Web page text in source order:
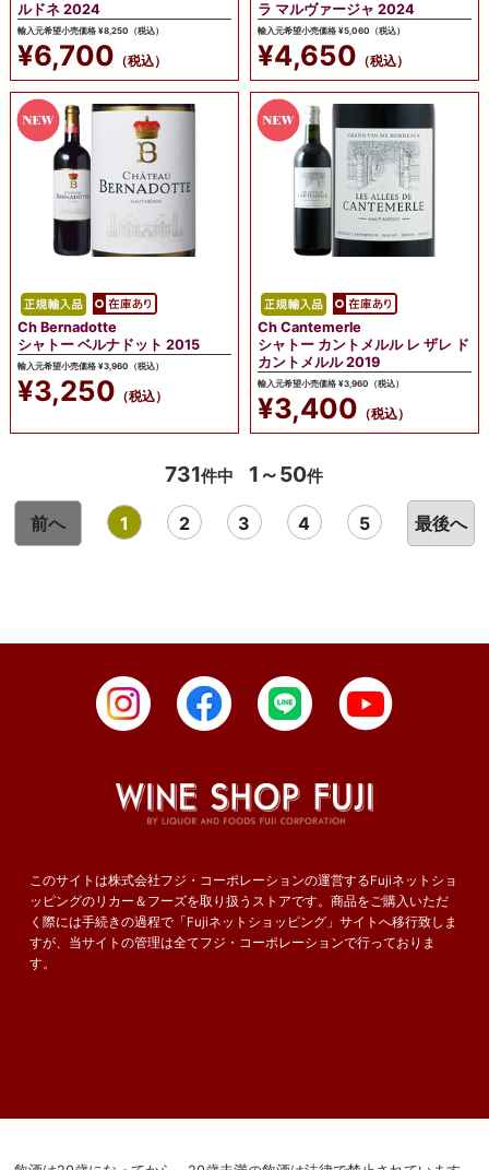
ルドネ 2024
輸入元希望小売価格 ¥8,250（税込）
¥6,700 （税込）
ラ マルヴァージャ 2024
輸入元希望小売価格 ¥5,060（税込）
¥4,650 （税込）
Ch Bernadotte
シャトー ベルナドット 2015
輸入元希望小売価格 ¥3,960（税込）
¥3,250 （税込）
Ch Cantemerle
シャトー カントメルル レ ザレ ド
カントメルル 2019
輸入元希望小売価格 ¥3,960（税込）
¥3,400 （税込）
731件中 1～50件
前へ 1 2 3 4 5 最後へ
このサイトは株式会社フジ・コーポレーションの運営するFujiネットショ
ッピングのリカー＆フーズを取り扱うストアです。商品をご購入いただ
く際には手続きの過程で「Fujiネットショッピング」サイトへ移行致しま
すが、当サイトの管理は全てフジ・コーポレーションで行っておりま
す。